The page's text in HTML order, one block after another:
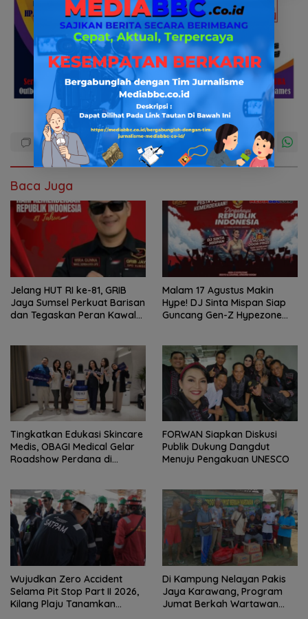
Baca Juga
Jelang HUT RI ke-81, GRIB
Jaya Sumsel Perkuat Barisan
dan Tegaskan Peran Kawal
Malam 17 Agustus Makin
Hype! DJ Sinta Mispan Siap
Guncang Gen-Z Hypezone
Tingkatkan Edukasi Skincare
Medis, OBAGI Medical Gelar
Roadshow Perdana di
FORWAN Siapkan Diskusi
Publik Dukung Dangdut
Menuju Pengakuan UNESCO
Wujudkan Zero Accident
Selama Pit Stop Part II 2026,
Kilang Plaju Tanamkan
Di Kampung Nelayan Pakis
Jaya Karawang, Program
Jumat Berkah Wartawan